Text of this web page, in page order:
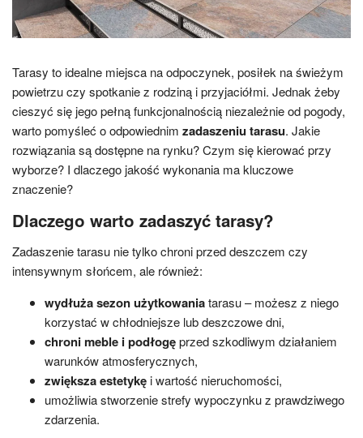
Tarasy to idealne miejsca na odpoczynek, posiłek na świeżym
powietrzu czy spotkanie z rodziną i przyjaciółmi. Jednak żeby
cieszyć się jego pełną funkcjonalnością niezależnie od pogody,
warto pomyśleć o odpowiednim zadaszeniu tarasu. Jakie
rozwiązania są dostępne na rynku? Czym się kierować przy
wyborze? I dlaczego jakość wykonania ma kluczowe
znaczenie?
Dlaczego warto zadaszyć tarasy?
Zadaszenie tarasu nie tylko chroni przed deszczem czy
intensywnym słońcem, ale również:
wydłuża sezon użytkowaniatarasu – możesz z niego
korzystać w chłodniejsze lub deszczowe dni,
chroni meble i podłogęprzed szkodliwym działaniem
warunków atmosferycznych,
zwiększa estetykęi wartość nieruchomości,
umożliwia stworzenie strefy wypoczynku z prawdziwego
zdarzenia.